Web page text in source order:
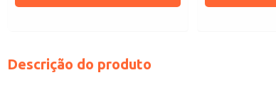
Descrição do produto